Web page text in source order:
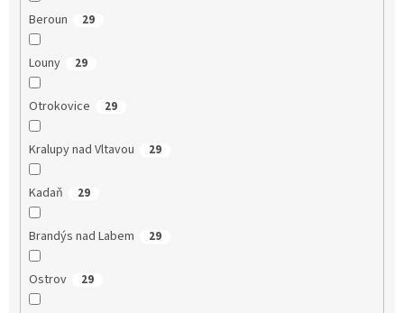
Beroun 29
Louny 29
Otrokovice 29
Kralupy nad Vltavou 29
Kadaň 29
Brandýs nad Labem 29
Ostrov 29